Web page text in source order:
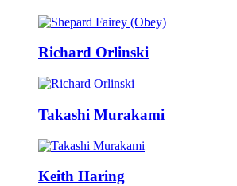
Richard Orlinski
Takashi Murakami
Keith Haring